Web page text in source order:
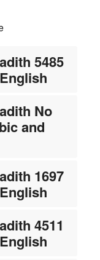
5485
No
and
1697
4511